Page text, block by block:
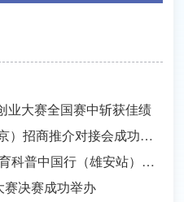
业大赛全国赛中斩获佳绩
雄安新区空天信息产业（北京）招商推介对接会成功举行
“科学运动 职场安心”2026体育科普中国行（雄安站）活动举办
赛决赛成功举办